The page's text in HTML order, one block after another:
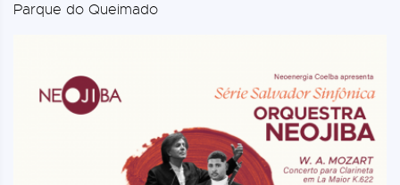
Parque do Queimado